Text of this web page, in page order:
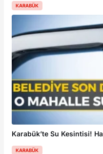
KARABÜK
Karabük’te Su Kesintisi!
KARABÜK